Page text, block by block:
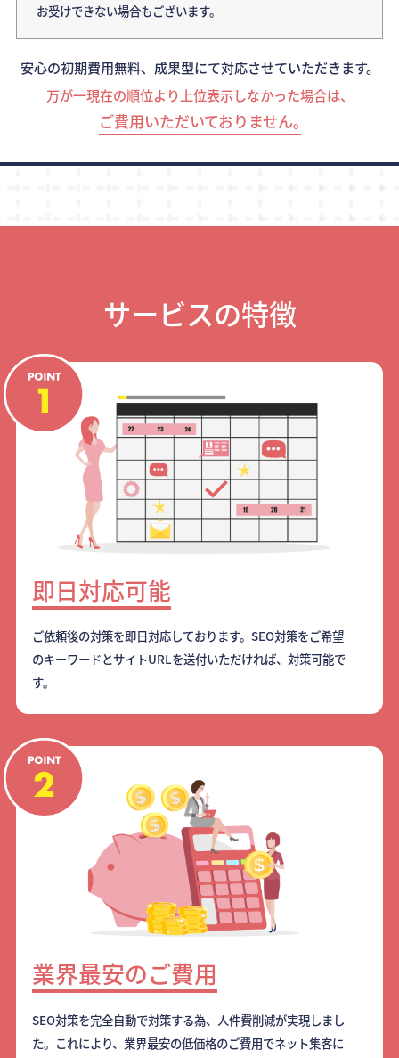
お受けできない場合もございます。
安心の初期費用無料、成果型にて対応させていただきます。
万が一現在の順位より上位表示しなかった場合は、
ご費用いただいておりません｡
サービスの特徴
即日対応可能
ご依頼後の対策を即日対応しております。SEO対策をご希望
のキーワードとサイトURLを送付いただければ、対策可能で
す。
業界最安のご費用
SEO対策を完全自動で対策する為、人件費削減が実現しまし
た。これにより、業界最安の低価格のご費用でネット集客に